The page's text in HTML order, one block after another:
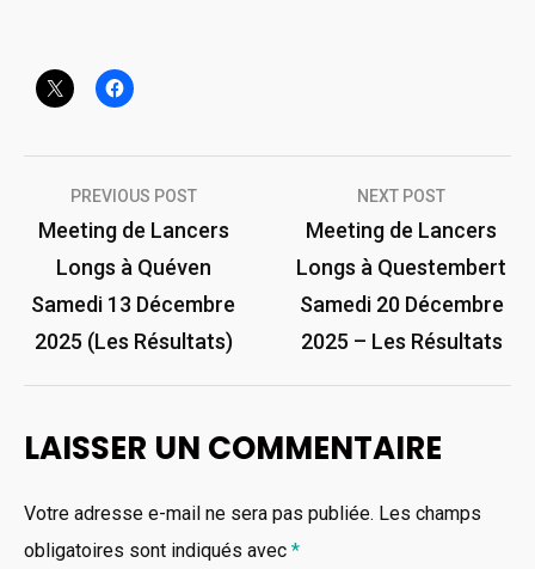
Navigation
de
l’article
PREVIOUS POST
Meeting de Lancers
Longs à Quéven
Samedi 13 Décembre
2025 (Les Résultats)
NEXT POST
Meeting de Lancers
Longs à Questembert
Samedi 20 Décembre
2025 – Les Résultats
LAISSER UN COMMENTAIRE
Votre adresse e-mail ne sera pas publiée. Les champs
obligatoires sont indiqués avec *